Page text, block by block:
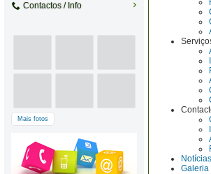
Contactos / Info
Mais fotos
Notícias
Galeria